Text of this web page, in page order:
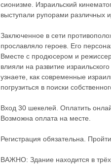
сионизме. Израильский
выступали рупорами различных
Заключенное в сети
прославляло героев. Его
Вместе с продюсером и
влияли на развитие
узнаете, как современные
погрузиться в поиски
Вход 30 шекелей. Оплатить
Возможна оплата на месте.
Регистрация обязательна.
ВАЖНО: Здание находится в